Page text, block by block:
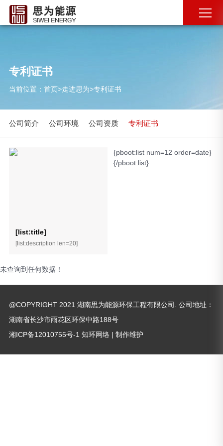
专利证书
当前位置： 首页>走进思为>专利证书
公司简介 公司环境 公司资质 专利证书
{pboot:list num=12 order=date}
[list:title]
[list:description len=20]
{/pboot:list}
未查询到任何数据！
@COPYRIGHT 2021 湖南思为能源环保工程有限公司. 公司地址：
湖南省长沙市雨花区环保中路188号
湘ICP备12010755号-1 知环网络| 制作维护